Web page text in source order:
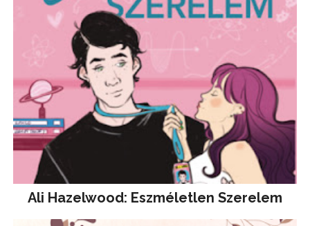
Ali Hazelwood: Eszméletlen Szerelem